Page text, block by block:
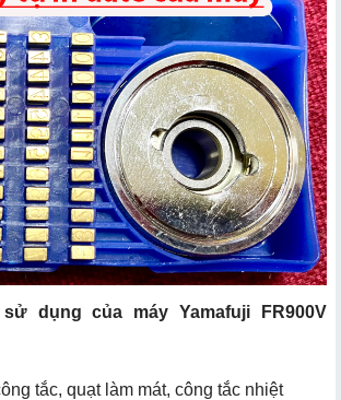
dụng của máy Yamafuji FR900V
tắc, quạt làm mát, công tắc nhiệt